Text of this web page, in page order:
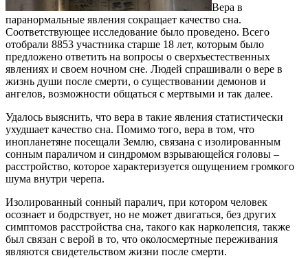
Вера в
паранормальные явления сокращает качество сна.
Соответствующее исследование было проведено. Всего
отобрали 8853 участника старше 18 лет, которым было
предложено ответить на вопросы о сверхъестественных
явлениях и своем ночном сне. Людей спрашивали о вере в
жизнь души после смерти, о существовании демонов и
ангелов, возможности общаться с мертвыми и так далее.
Удалось выяснить, что вера в такие явления статистически
ухудшает качество сна. Помимо того, вера в том, что
инопланетяне посещали Землю, связана с изолированным
сонным параличом и синдромом взрывающейся головы –
расстройство, которое характеризуется ощущением громкого
шума внутри черепа.
Изолированный сонный паралич, при котором человек
осознает и бодрствует, но не может двигаться, без других
симптомов расстройства сна, такого как нарколепсия, также
был связан с верой в то, что околосмертные переживания
являются свидетельством жизни после смерти.